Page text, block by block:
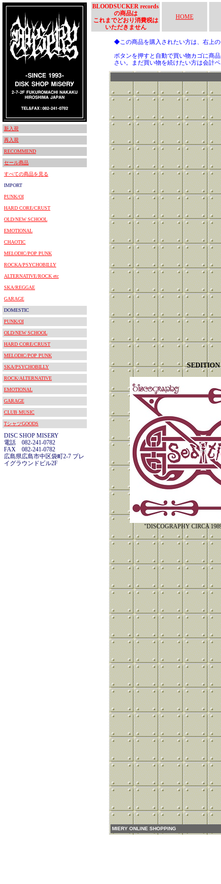
新入荷
再入荷
RECOMMEND
セール商品
すべての商品を見る
IMPORT
PUNK/OI
HARD CORE/CRUST
OLD/NEW SCHOOL
EMOTIONAL
CHAOTIC
MELODIC/POP PUNK
ROCKA/PSYCHOBILLY
ALTERNATIVE/ROCK etc
SKA/REGGAE
GARAGE
DOMESTIC
PUNK/OI
OLD/NEW SCHOOL
HARD CORE/CRUST
MELODIC/POP PUNK
SKA/PSYCHOBILLY
ROCK/ALTERNATIVE
EMOTIONAL
GARAGE
CLUB MUSIC
TシャツGOODS
DISC SHOP MISERY
電話 082-241-0782
FAX 082-241-0782
広島県広島市中区袋町2-7 プレ
イグラウンドビル2F
BLOODSUCKER records
の商品は
これまでどおり消費税は
いただきません
HOME
◆この商品を購入されたい方は、右上
ボタンを押すと自動で買い物カゴに商
さい。まだ買い物を続けたい方は会計
SEDITION
"DISCOGRAPHY CIRCA
MIERY ONLINE SHOPPING